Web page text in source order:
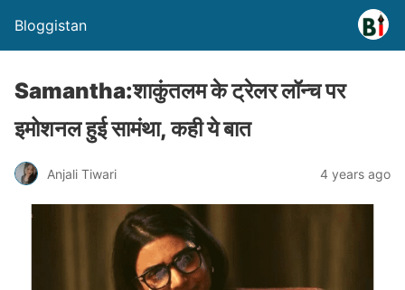
Bloggistan
Samantha:शाकुंतलम के ट्रेलर लॉन्च पर
इमोशनल हुई सामंथा, कही ये बात
Anjali Tiwari 4 years ago